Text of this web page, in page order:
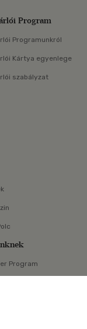
×
Program
Programunkról
Kártya egyenlege
szabályzat
Program